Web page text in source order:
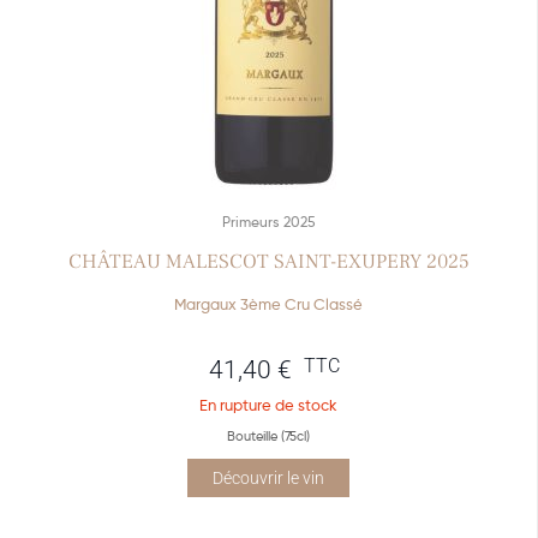
Primeurs 2025
CHÂTEAU MALESCOT SAINT-EXUPERY 2025
Margaux 3ème Cru Classé
41,40 € TTC
En rupture de stock
Bouteille (75cl)
Découvrir le vin